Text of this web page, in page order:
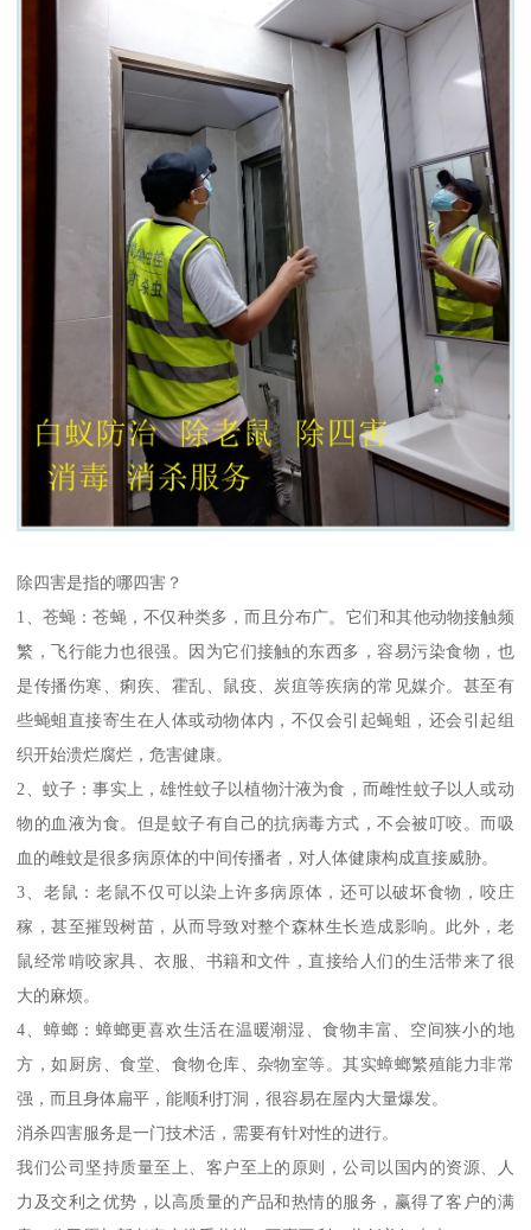
除四害是指的哪四害？
1、苍蝇：苍蝇，不仅种类多，而且分布广。它们和其他动物接触频
繁，飞行能力也很强。因为它们接触的东西多，容易污染食物，也
是传播伤寒、痢疾、霍乱、鼠疫、炭疽等疾病的常见媒介。甚至有
些蝇蛆直接寄生在人体或动物体内，不仅会引起蝇蛆，还会引起组
织开始溃烂腐烂，危害健康。
2、蚊子：事实上，雄性蚊子以植物汁液为食，而雌性蚊子以人或动
物的血液为食。但是蚊子有自己的抗病毒方式，不会被叮咬。而吸
血的雌蚊是很多病原体的中间传播者，对人体健康构成直接威胁。
3、老鼠：老鼠不仅可以染上许多病原体，还可以破坏食物，咬庄
稼，甚至摧毁树苗，从而导致对整个森林生长造成影响。此外，老
鼠经常啃咬家具、衣服、书籍和文件，直接给人们的生活带来了很
大的麻烦。
4、蟑螂：蟑螂更喜欢生活在温暖潮湿、食物丰富、空间狭小的地
方，如厨房、食堂、食物仓库、杂物室等。其实蟑螂繁殖能力非常
强，而且身体扁平，能顺利打洞，很容易在屋内大量爆发。
消杀四害服务是一门技术活，需要有针对性的进行。
我们公司坚持质量至上、客户至上的原则，公司以国内的资源、人
力及交利之优势，以高质量的产品和热情的服务，赢得了客户的满